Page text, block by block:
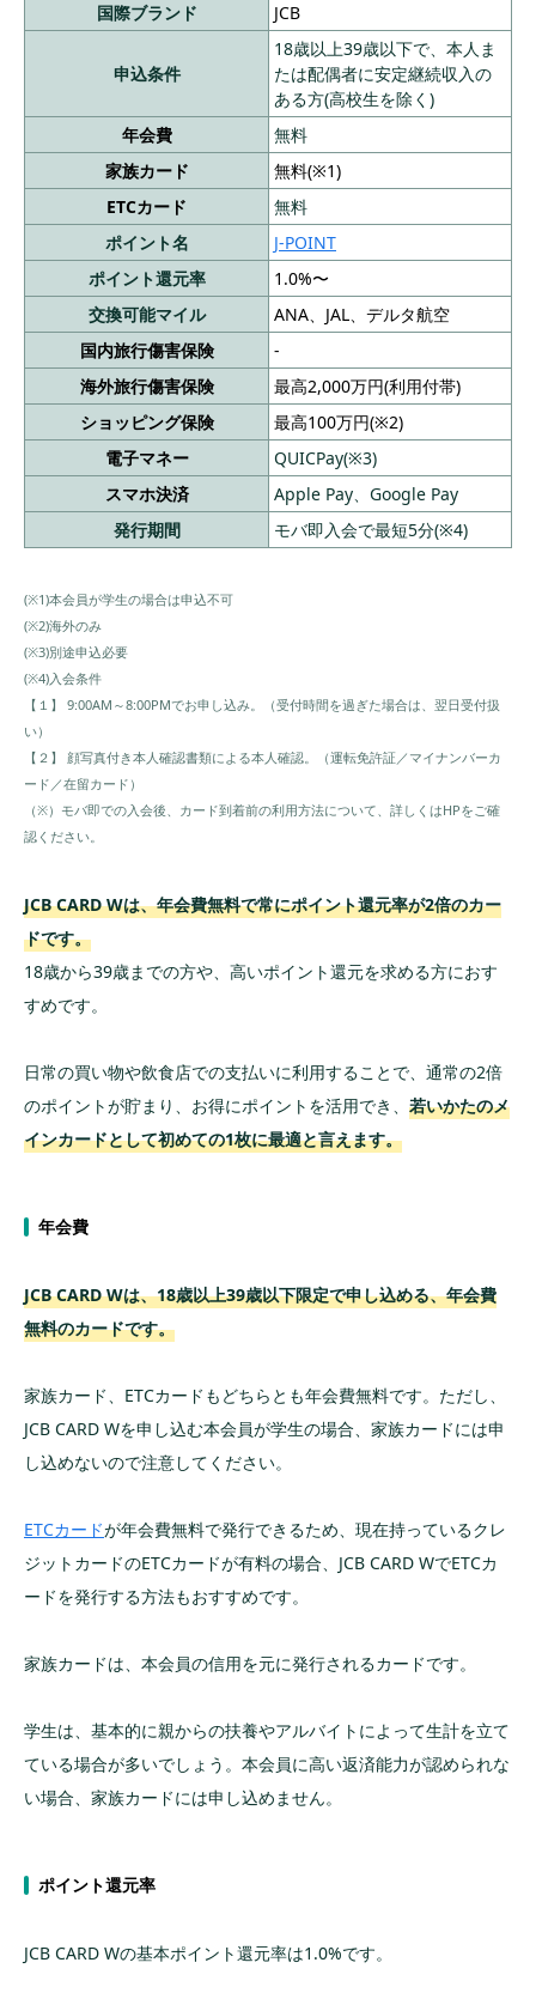
【中級者向け】よりお得に使えるクレジット
カードの作り方・選び方
「高還元」で有名なクレカをよく決済する場所
に適するか比較する
還元が見込めるポイント数と年会費を比べてど
れだけお得かを考慮する
貯めたポイントの使い道を逆算してクレジット
カードを選ぶ
発行ボーナス・紹介特典・各社キャンペーンな
どを活用する
2枚持ちにするなら？クレジットカード最強
の2枚の組み合わせ
楽天カード×JCB CARD W
三井住友カード(NL)×JCB CARD W
PayPayカード×楽天カード
のクレジットカードをフル活用しよう
クレカ活用事例①都内住みで電車通勤、最新の
クレカ活用事例②ベッドタウンに居を構えて車
専門家によるクレジットカードの選び方
③余裕を持って年会費が支払えるか
本人名義の銀行口座を用意する
本人の確認書類を送付する
支払いが楽
ポイントがたまりやすい
固定費はまとめて支払ったほうが管理が楽
ステータスになる
ネットショッピングが楽
クレジットカードを作る際の注意点
支払日や締め日を確認する
利用限度額を確認する
キャッシング機能は使い方次第では危険
支払い遅れにならないように気をつける
クレジットカードを有効活用する方法
交通系ICのチャージやガソリン代など交通費に
スマホ決済と連携してポイント還元率を上げる
国際ブランド
JCB
申込条件
18歳以上39歳以下で、本人ま
たは配偶者に安定継続収入の
ある方(高校生を除く)
年会費
無料
家族カード
無料(※1)
ETCカード
無料
ポイント名
J-POINT
ポイント還元率
1.0%〜
交換可能マイル
ANA、JAL、デルタ航空
国内旅行傷害保険
-
海外旅行傷害保険
最高2,000万円(利用付帯)
ショッピング保険
最高100万円(※2)
電子マネー
QUICPay(※3)
スマホ決済
Apple Pay、Google Pay
発行期間
モバ即入会で最短5分(※4)
(※1)本会員が学生の場合は申込不可
(※2)海外のみ
(※3)別途申込必要
(※4)入会条件
【１】 9:00AM～8:00PMでお申し込み。（受付時間を過ぎた場合は、翌日受付扱
い）
【２】 顔写真付き本人確認書類による本人確認。（運転免許証／マイナンバーカ
ード／在留カード）
（※）モバ即での入会後、カード到着前の利用方法について、詳しくはHPをご確
認ください。
JCB CARD Wは、年会費無料で常にポイント還元率が2倍のカー
ドです。
18歳から39歳までの方や、高いポイント還元を求める方におす
すめです。
日常の買い物や飲食店での支払いに利用することで、通常の2倍
のポイントが貯まり、お得にポイントを活用でき、 若いかたのメ
インカードとして初めての1枚に最適と言えます。
年会費
JCB CARD Wは、18歳以上39歳以下限定で申し込める、年会費
無料のカードです。
家族カード、ETCカードもどちらとも年会費無料です。ただし、
JCB CARD Wを申し込む本会員が学生の場合、家族カードには申
し込めないので注意してください。
ETCカードが年会費無料で発行できるため、現在持っているクレ
ジットカードのETCカードが有料の場合、JCB CARD WでETCカ
ードを発行する方法もおすすめです。
家族カードは、本会員の信用を元に発行されるカードです。
学生は、基本的に親からの扶養やアルバイトによって生計を立て
ている場合が多いでしょう。本会員に高い返済能力が認められな
い場合、家族カードには申し込めません。
ポイント還元率
JCB CARD Wの基本ポイント還元率は1.0%です。